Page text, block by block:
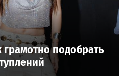
грамотно подобрать